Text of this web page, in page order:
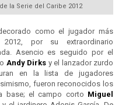
la Serie del Caribe 2012
como el jugador más
por su extraordinario
Asencio es seguido por el
Andy Dirks y el lanzador zurdo
en la lista de jugadores
fueron reconocidos los
base; el campo corto Miguel